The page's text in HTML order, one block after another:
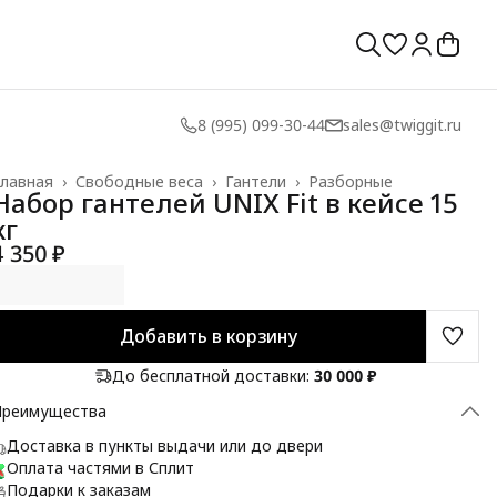
8 (995) 099-30-44 sales@twiggit.ru
Разборные
Гантели ›
Свободные веса ›
›
гантелей UNIX Fit в кейсе 15
350 ₽
Добавить в корзину
До бесплатной доставки: 30 000 ₽
Доставка в пункты выдачи или до двери
Оплата частями в Сплит
Подарки к заказам